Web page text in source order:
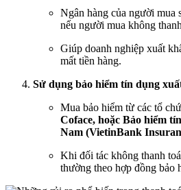
Ngân hàng của người mua
nếu người mua không
Giúp doanh nghiệp xuất
mất tiền hàng.
Sử dụng bảo hiểm tín dụng
Mua bảo hiểm từ các tổ
Coface, hoặc Bảo hiểm
Nam (VietinBank
Khi đối tác không thanh
thường theo hợp đồng bảo